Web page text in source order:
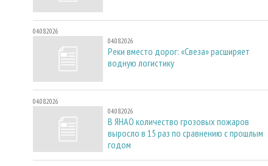
04.08.2026
04.08.2026
Реки вместо дорог: «Свеза» расширяет
водную логистику
04.08.2026
04.08.2026
В ЯНАО количество грозовых пожаров
выросло в 15 раз по сравнению с прошлым
годом